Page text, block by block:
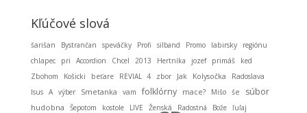
Kľúčové slová
šarišan Bystrančan speváčky Profi silband Promo labirsky
regiónu
chlapec
pri Accordion Chcel 2013 Hertníka jozef primáš
ked
Zbohom
Košicki beťare REVIAL 4 zbor Jak Kolysočka
Radoslava
Isus A výber Smetanka vam folklórny mace? Mišo śe súbor
hudobna Šepotom kostole LIVE Ženská Radostná Bože ľuľaj